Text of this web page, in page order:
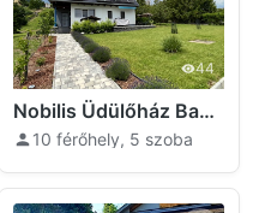
44
Nobilis Üdülőház Badacsonytomaj
10 férőhely, 5 szoba